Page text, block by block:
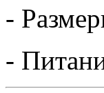
-
-